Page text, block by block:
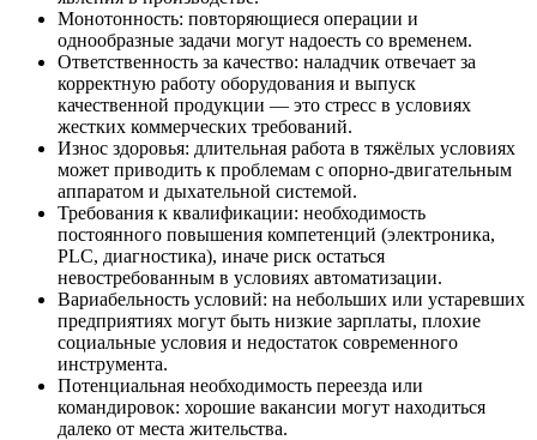
Монотонность: повторяющиеся операции и
однообразные задачи могут надоесть со временем.
Ответственность за качество: наладчик отвечает за
корректную работу оборудования и выпуск
качественной продукции — это стресс в условиях
жестких коммерческих требований.
Износ здоровья: длительная работа в тяжёлых условиях
может приводить к проблемам с опорно‑двигательным
аппаратом и дыхательной системой.
Требования к квалификации: необходимость
постоянного повышения компетенций (электроника,
PLC, диагностика), иначе риск остаться
невостребованным в условиях автоматизации.
Вариабельность условий: на небольших или устаревших
предприятиях могут быть низкие зарплаты, плохие
социальные условия и недостаток современного
инструмента.
Потенциальная необходимость переезда или
командировок: хорошие вакансии могут находиться
далеко от места жительства.